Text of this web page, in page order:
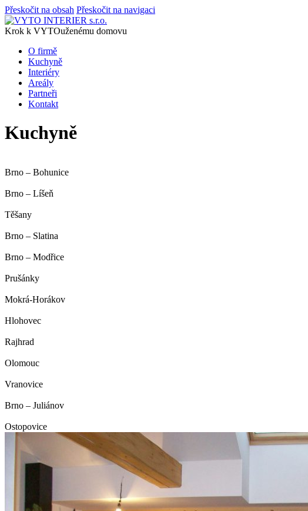
Přeskočit na obsah Přeskočit na navigaci
Krok k VYTOuženému domovu
O firmě
Kuchyně
Interiéry
Areály
Partneři
Kontakt
Kuchyně
Brno – Bohunice
Brno – Líšeň
Těšany
Brno – Slatina
Brno – Modřice
Prušánky
Mokrá-Horákov
Hlohovec
Rajhrad
Olomouc
Vranovice
Brno – Juliánov
Ostopovice